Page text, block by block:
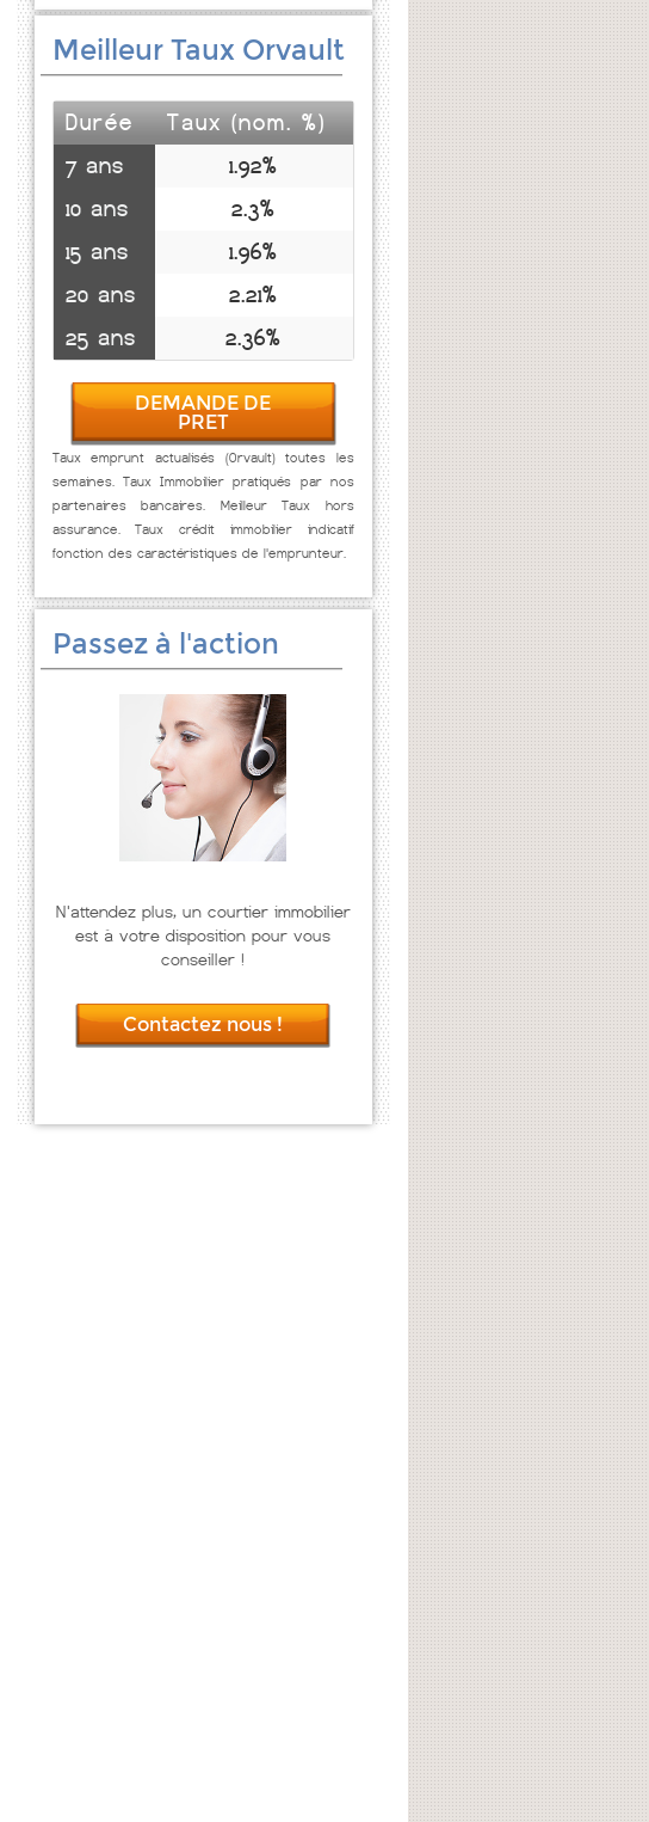
Meilleur Taux Orvault
Durée
Taux (nom. %)
7 ans
1.92%
10 ans
2.3%
15 ans
1.96%
20 ans
2.21%
25 ans
2.36%
DEMANDE DE
PRET
Taux emprunt actualisés (Orvault) toutes les
semaines. Taux Immobilier pratiqués par nos
partenaires bancaires. Meilleur Taux hors
assurance. Taux crédit immobilier indicatif
fonction des caractéristiques de l'emprunteur.
Passez à l'action
N'attendez plus, un courtier immobilier
est à votre disposition pour vous
conseiller !
Contactez nous !